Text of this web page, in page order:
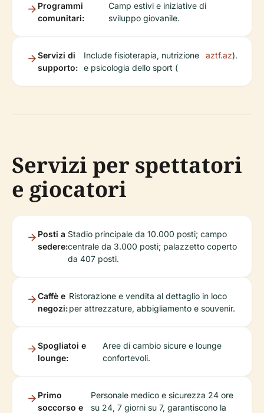
Programmi
comunitari:
Camp estivi e iniziative di
sviluppo giovanile.
Servizi di
supporto:
Include fisioterapia, nutrizione
e psicologia dello sport (
aztf.az).
Servizi per spettatori
e giocatori
Posti a
sedere:
Stadio principale da 10.000 posti; campo
centrale da 3.000 posti; palazzetto coperto
da 407 posti.
Caffè e
negozi:
Ristorazione e vendita al dettaglio in loco
per attrezzature, abbigliamento e souvenir.
Spogliatoi e
lounge:
Aree di cambio sicure e lounge
confortevoli.
Primo
soccorso e
Personale medico e sicurezza 24 ore
su 24, 7 giorni su 7, garantiscono la